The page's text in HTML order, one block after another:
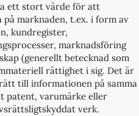
ett stort värde för att
marknaden, t.ex. i form av
kundregister,
marknadsföring
(generellt betecknad som
rättighet i sig. Det är
till informationen på samma
patent, varumärke eller
verk.